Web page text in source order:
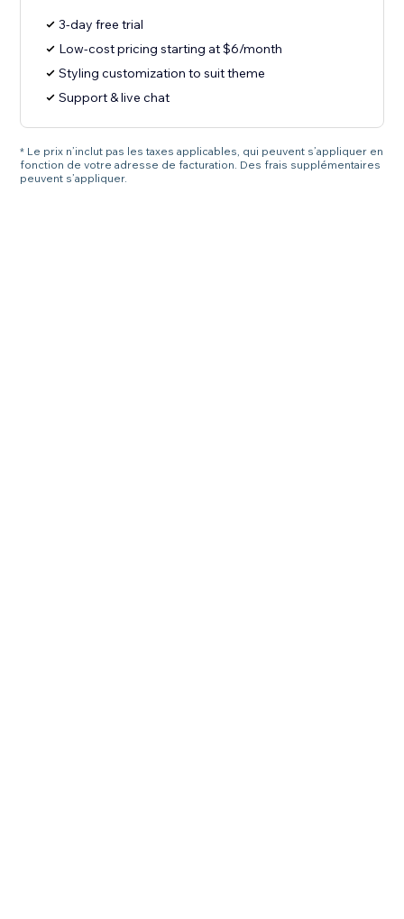
3-day free trial
Low-cost pricing starting at $6/month
Styling customization to suit theme
Support & live chat
* Le prix n’inclut pas les taxes applicables, qui peuvent s’appliquer en
fonction de votre adresse de facturation. Des frais supplémentaires
peuvent s’appliquer.